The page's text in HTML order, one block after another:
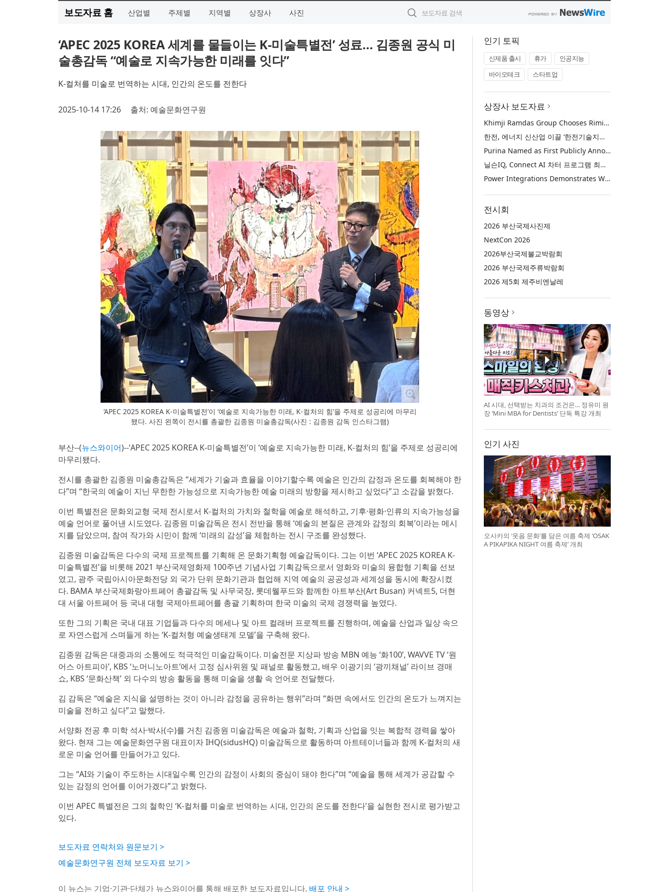
보도자료 홈 산업별 주제별 지역별 상장사 사진
‘APEC 2025 KOREA 세계를 물들이는 K-미술특별전’ 성료… 김종원 공식 미
술총감독 “예술로 지속가능한 미래를 잇다”
K-컬처를 미술로 번역하는 시대, 인간의 온도를 전한다
2025-10-14 17:26 출처: 예술문화연구원
‘APEC 2025 KOREA K-미술특별전’이 ‘예술로 지속가능한 미래, K-컬처의 힘’을 주제로 성공리에 마무리
됐다. 사진 왼쪽이 전시를 총괄한 김종원 미술총감독(사진 : 김종원 감독 인스타그램)
부산--(뉴스와이어)--‘APEC 2025 KOREA K-미술특별전’이 ‘예술로 지속가능한 미래, K-컬처의 힘’을 주제로 성공리에
마무리됐다.
전시를 총괄한 김종원 미술총감독은 “세계가 기술과 효율을 이야기할수록 예술은 인간의 감정과 온도를 회복해야 한
다”며 “한국의 예술이 지닌 무한한 가능성으로 지속가능한 예술 미래의 방향을 제시하고 싶었다”고 소감을 밝혔다.
이번 특별전은 문화외교형 국제 전시로서 K-컬처의 가치와 철학을 예술로 해석하고, 기후·평화·인류의 지속가능성을
예술 언어로 풀어낸 시도였다. 김종원 미술감독은 전시 전반을 통해 ‘예술의 본질은 관계와 감정의 회복’이라는 메시
지를 담았으며, 참여 작가와 시민이 함께 ‘미래의 감성’을 체험하는 전시 구조를 완성했다.
김종원 미술감독은 다수의 국제 프로젝트를 기획해 온 문화기획형 예술감독이다. 그는 이번 ‘APEC 2025 KOREA K-
미술특별전’을 비롯해 2021 부산국제영화제 100주년 기념사업 기획감독으로서 영화와 미술의 융합형 기획을 선보
였고, 광주 국립아시아문화전당 외 국가 단위 문화기관과 협업해 지역 예술의 공공성과 세계성을 동시에 확장시켰
다. BAMA 부산국제화랑아트페어 총괄감독 및 사무국장, 롯데웰푸드와 함께한 아트부산(Art Busan) 커넥트5, 더현
대 서울 아트페어 등 국내 대형 국제아트페어를 총괄 기획하며 한국 미술의 국제 경쟁력을 높였다.
또한 그의 기획은 국내 대표 기업들과 다수의 메세나 및 아트 컬래버 프로젝트를 진행하며, 예술을 산업과 일상 속으
로 자연스럽게 스며들게 하는 ‘K-컬처형 예술생태계 모델’을 구축해 왔다.
김종원 감독은 대중과의 소통에도 적극적인 미술감독이다. 미술전문 지상파 방송 MBN 예능 ‘화100’, WAVVE TV ‘원
어스 아트피아’, KBS ‘노머니노아트’에서 고정 심사위원 및 패널로 활동했고, 배우 이광기의 ‘광끼채널’ 라이브 경매
쇼, KBS ‘문화산책’ 외 다수의 방송 활동을 통해 미술을 생활 속 언어로 전달했다.
김 감독은 “예술은 지식을 설명하는 것이 아니라 감정을 공유하는 행위”라며 “화면 속에서도 인간의 온도가 느껴지는
미술을 전하고 싶다”고 말했다.
서양화 전공 후 미학 석사·박사(수)를 거친 김종원 미술감독은 예술과 철학, 기획과 산업을 잇는 복합적 경력을 쌓아
왔다. 현재 그는 예술문화연구원 대표이자 IHQ(sidusHQ) 미술감독으로 활동하며 아트테이너들과 함께 K-컬처의 새
로운 미술 언어를 만들어가고 있다.
그는 “AI와 기술이 주도하는 시대일수록 인간의 감정이 사회의 중심이 돼야 한다”며 “예술을 통해 세계가 공감할 수
있는 감정의 언어를 이어가겠다”고 밝혔다.
이번 APEC 특별전은 그의 철학인 ‘K-컬처를 미술로 번역하는 시대, 인간의 온도를 전한다’을 실현한 전시로 평가받고
있다.
보도자료 연락처와 원문보기 >
예술문화연구원 전체 보도자료 보기 >
이 뉴스는 기업·기관·단체가 뉴스와이어를 통해 배포한 보도자료입니다. 배포 안내 >
인기 토픽
신제품 출시 휴가
인공지능
바이오테크
스타트업
상장사 보도자료
Khimji Ramdas Group Chooses Rimini Street to Reduce SAP Support Costs, Protect 700+ Customizations and Reinvest Savings in Innovation
한전, 에너지 신산업 이끌 ‘한전기술지주’ 공식 출범
Purina Named as First Publicly Announced NIQ ConnectAI Charter Client
닐슨IQ, Connect AI 차터 프로그램 최초 고객사 ‘퓨리나’ 선정
Power Integrations Demonstrates World’s First 2200 V GaN Technology for Next-Era High-Voltage Power Systems
전시회
2026 부산국제사진제
NextCon 2026
2026부산국제불교박람회
2026 부산국제주류박람회
2026 제5회 제주비엔날레
동영상
AI 시대, 선택받는 치과의 조건은… 정유미 원
장 ‘Mini MBA for Dentists’ 단독 특강 개최
인기 사진
오사카의 ‘웃음 문화’를 담은 여름 축제 ‘OSAK
A PIKAPIKA NIGHT 여름 축제’ 개최